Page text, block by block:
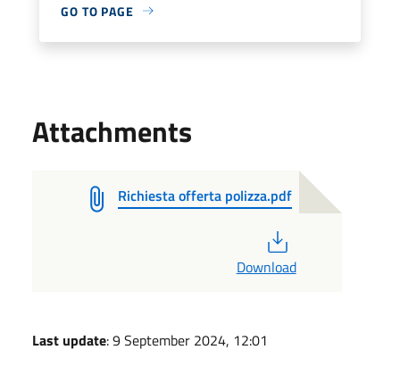
GO TO PAGE
Attachments
Richiesta offerta polizza.pdf
Download
Last update: 9 September 2024, 12:01